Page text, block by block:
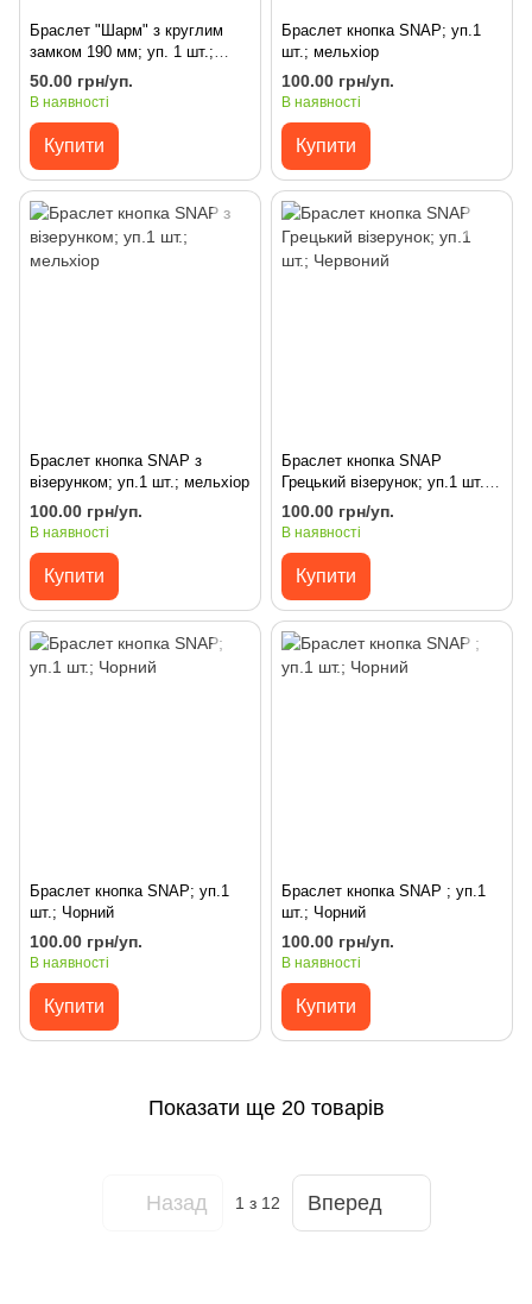
Браслет "Шарм" з круглим
замком 190 мм; уп. 1 шт.;
Сріблястий
50.00 грн/уп.
В наявності
Купити
Браслет кнопка SNAP; уп.1
шт.; мельхіор
100.00 грн/уп.
В наявності
Купити
Браслет кнопка SNAP з
візерунком; уп.1 шт.; мельхіор
100.00 грн/уп.
В наявності
Купити
Браслет кнопка SNAP
Грецький візерунок; уп.1 шт.;
Червоний
100.00 грн/уп.
В наявності
Купити
Браслет кнопка SNAP; уп.1
шт.; Чорний
100.00 грн/уп.
В наявності
Купити
Браслет кнопка SNAP ; уп.1
шт.; Чорний
100.00 грн/уп.
В наявності
Купити
Показати ще 20 товарів
Назад 1 з 12 Вперед